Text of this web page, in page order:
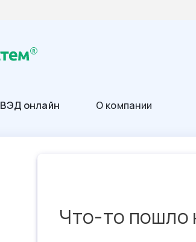
ВЭД онлайн О компании
Что-то пошло